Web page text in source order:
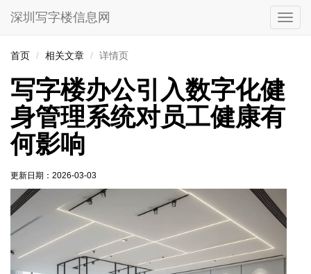
切
换
深圳写字楼信息网
首页 相关文章 详情页
写字楼办公引入数字化健
身管理系统对员工健康有
何影响
更新日期： 2026-03-03